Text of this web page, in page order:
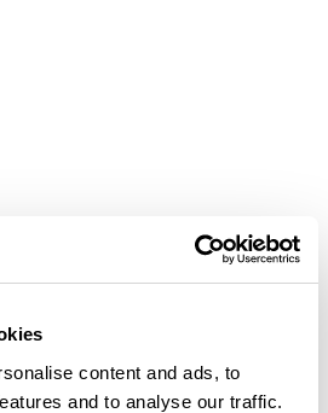
content and ads, to
and to analyse our traffic.
ancora alcuna recensione.
il primo a inviare una recensione!